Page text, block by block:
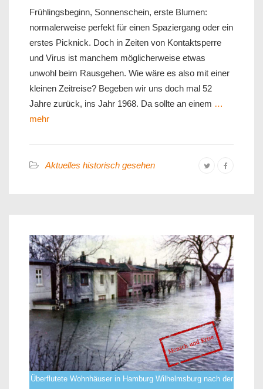
Frühlingsbeginn, Sonnenschein, erste Blumen:
normalerweise perfekt für einen Spaziergang oder ein
erstes Picknick. Doch in Zeiten von Kontaktsperre
und Virus ist manchem möglicherweise etwas
unwohl beim Rausgehen. Wie wäre es also mit einer
kleinen Zeitreise? Begeben wir uns doch mal 52
Jahre zurück, ins Jahr 1968. Da sollte an einem …
mehr
Aktuelles historisch gesehen
Überflutete Wohnhäuser in Hamburg Wilhelmsburg nach der